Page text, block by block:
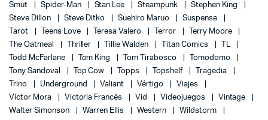
Smut
Spider-Man Stan Lee Steampunk
Stephen King
Steve Dillon
Steve Ditko Suehiro Maruo
Suspense
Tarot
Teens Love Teresa Valero Terror
Terry Moore
The Oatmeal
Thriller Tillie Walden Titan Comics
TL
Todd McFarlane
Tom King Tom Tirabosco
Tomodomo
Tony Sandoval
Top Cow Topps Topshelf
Tragedia
Trino
Underground Valiant Vértigo
Viajes
Víctor Mora
Victoria Francés Vid Videojuegos
Vintage
Walter Simonson
Warren Ellis Western
Wildstorm